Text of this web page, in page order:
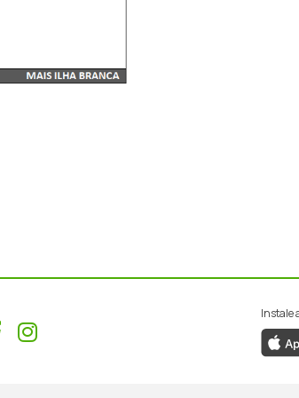
Facebook
Instagram
Instale